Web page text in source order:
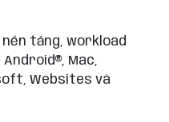
tảng, workload
Android®, Mac,
Websites và